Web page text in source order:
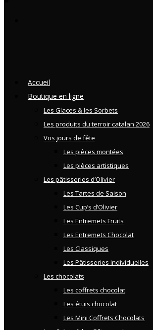
Accueil
Boutique en ligne
Les Glaces & les Sorbets
Les produits du terroir catalan 2026
Vos jours de fête
Les pièces montées
Les pièces artistiques
Les pâtisseries d’Olivier
Les Tartes de Saison
Les Cup’s d’Olivier
Les Entremets Fruits
Les Entremets Chocolat
Les Classiques
Les Pâtisseries Individuelles
Les chocolats
Les coffrets chocolat
Les étuis chocolat
Les Mini Coffrets Chocolats